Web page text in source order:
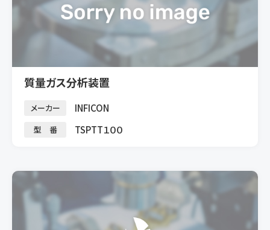
質量ガス分析装置
メーカー INFICON
型 番 TSPTT１００